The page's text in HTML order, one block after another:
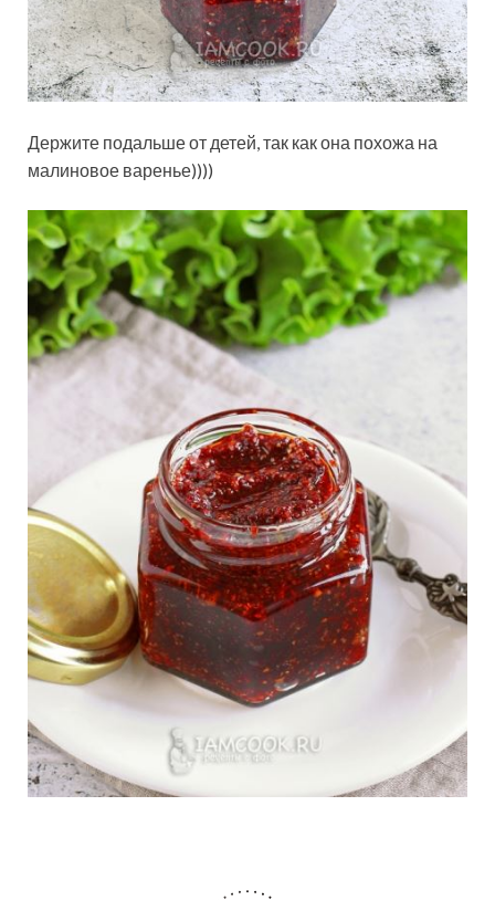
Держите подальше от детей, так как она похожа на
малиновое варенье))))